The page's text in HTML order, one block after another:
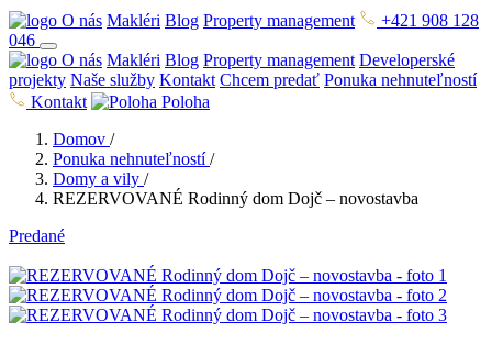
O nás Makléri Blog Property management
+421 908 128
046
O nás Makléri Blog Property management Developerské
projekty Naše služby Kontakt Chcem predať Ponuka nehnuteľností
Kontakt
Poloha
Domov /
Ponuka nehnuteľností /
Domy a vily /
REZERVOVANÉ Rodinný dom Dojč – novostavba
Predané